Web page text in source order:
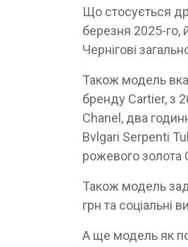
Що стосується
березня 2025-го,
Чернігові
Також модель
бренду Cartier, з
Chanel, два
Bvlgari Serpenti
рожевого золота
Також модель
грн та соціальні
А ще модель як